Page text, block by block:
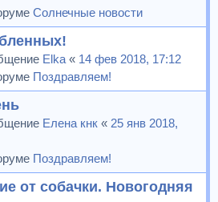
Солнечные новости
Elka « 14 фев 2018, 17:12
Поздравляем!
Елена кнк « 25 янв 2018,
Поздравляем!
от собачки. Новогодняя